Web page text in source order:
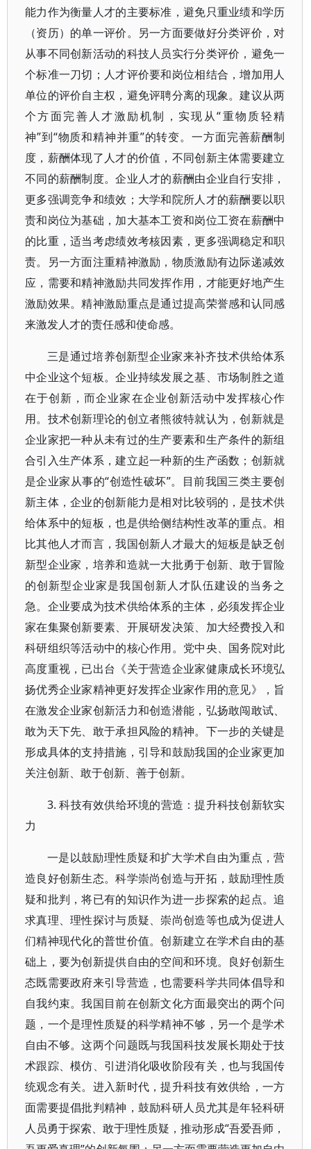
能力作为衡量人才的主要标准，避免只重业绩和学历
（资历）的单一评价。另一方面要做好分类评价，对
从事不同创新活动的科技人员实行分类评价，避免一
个标准一刀切；人才评价要和岗位相结合，增加用人
单位的评价自主权，避免评聘分离的现象。建议从两
个方面完善人才激励机制，实现从“重物质轻精
神”到“物质和精神并重”的转变。一方面完善薪酬制
度，薪酬体现了人才的价值，不同创新主体需要建立
不同的薪酬制度。企业人才的薪酬由企业自行安排，
更多强调竞争和绩效；大学和院所人才的薪酬要以职
责和岗位为基础，加大基本工资和岗位工资在薪酬中
的比重，适当考虑绩效考核因素，更多强调稳定和职
责。另一方面注重精神激励，物质激励有边际递减效
应，需要和精神激励共同发挥作用，才能更好地产生
激励效果。精神激励重点是通过提高荣誉感和认同感
来激发人才的责任感和使命感。
三是通过培养创新型企业家来补齐技术供给体系
中企业这个短板。企业持续发展之基、市场制胜之道
在于创新，而企业家在企业创新活动中发挥核心作
用。技术创新理论的创立者熊彼特就认为，创新就是
企业家把一种从未有过的生产要素和生产条件的新组
合引入生产体系，建立起一种新的生产函数；创新就
是企业家从事的“创造性破坏”。目前我国三类主要创
新主体，企业的创新能力是相对比较弱的，是技术供
给体系中的短板，也是供给侧结构性改革的重点。相
比其他人才而言，我国创新人才最大的短板是缺乏创
新型企业家，培养和造就一大批勇于创新、敢于冒险
的创新型企业家是我国创新人才队伍建设的当务之
急。企业要成为技术供给体系的主体，必须发挥企业
家在集聚创新要素、开展研发决策、加大经费投入和
科研组织等活动中的核心作用。党中央、国务院对此
高度重视，已出台《关于营造企业家健康成长环境弘
扬优秀企业家精神更好发挥企业家作用的意见》，旨
在激发企业家创新活力和创造潜能，弘扬敢闯敢试、
敢为天下先、敢于承担风险的精神。下一步的关键是
形成具体的支持措施，引导和鼓励我国的企业家更加
关注创新、敢于创新、善于创新。
3. 科技有效供给环境的营造：提升科技创新软实
力
一是以鼓励理性质疑和扩大学术自由为重点，营
造良好创新生态。科学崇尚创造与开拓，鼓励理性质
疑和批判，将已有的知识作为进一步探索的起点。追
求真理、理性探讨与质疑、崇尚创造等也成为促进人
们精神现代化的普世价值。创新建立在学术自由的基
础上，要为创新提供自由的空间和环境。良好创新生
态既需要政府来引导营造，也需要科学共同体倡导和
自我约束。我国目前在创新文化方面最突出的两个问
题，一个是理性质疑的科学精神不够，另一个是学术
自由不够。这两个问题既与我国科技发展长期处于技
术跟踪、模仿、引进消化吸收阶段有关，也与我国传
统观念有关。进入新时代，提升科技有效供给，一方
面需要提倡批判精神，鼓励科研人员尤其是年轻科研
人员勇于探索、敢于理性质疑，推动形成“吾爱吾师，